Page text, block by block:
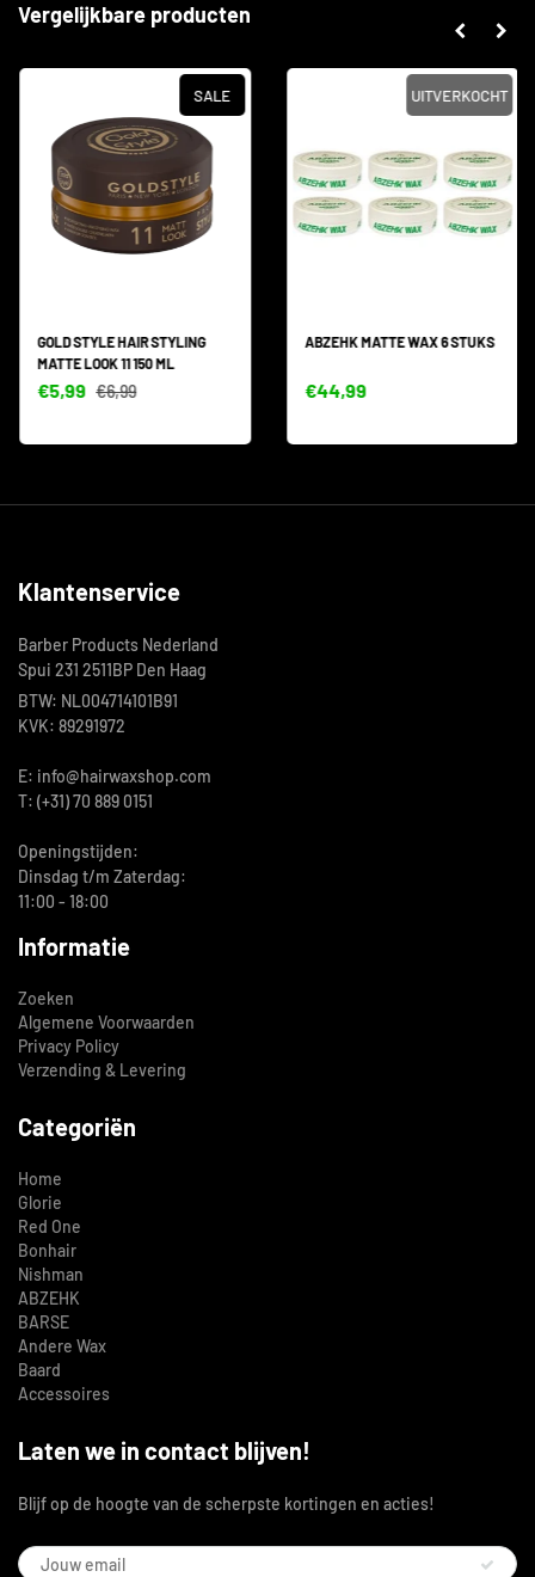
Vergelijkbare producten
SALE
GOLD STYLE HAIR STYLING
MATTE LOOK 11 150 ML
€5,99 €6,99
UITVERKOCHT
ABZEHK MATTE WAX 6 STUKS
€44,99
Klantenservice
Barber Products Nederland
Spui 231 2511BP Den Haag
BTW: NL004714101B91
KVK: 89291972
E: info@hairwaxshop.com
T: (+31) 70 889 0151
Openingstijden:
Dinsdag t/m Zaterdag:
11:00 - 18:00
Informatie
Zoeken
Algemene Voorwaarden
Privacy Policy
Verzending & Levering
Categoriën
Home
Glorie
Red One
Bonhair
Nishman
ABZEHK
BARSE
Andere Wax
Baard
Accessoires
Laten we in contact blijven!
Blijf op de hoogte van de scherpste kortingen en acties!